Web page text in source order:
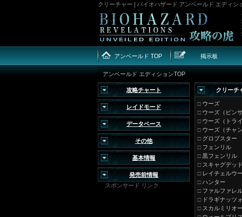
クリーチャー | バイオハザード アンベールド エディシ
アンベールド エディションTOP
攻略チャート
レイドモード
データベース
その他
基本情報
発売前情報
スポンサード リンク
クリーチ
□ ウーズ
□ ウーズ（ピンサ
□ ウーズ（トラ
□ ウーズ（チャン
□ グロブスター
□ フェンリル
□ 黒フェンリル
□ スキャグデッド
□ レイチェルウ
□ ハンター
□ ファルファレ
□ ドラギナッツォ
□ スカルミリオ
アンベールド TOP 掲示板